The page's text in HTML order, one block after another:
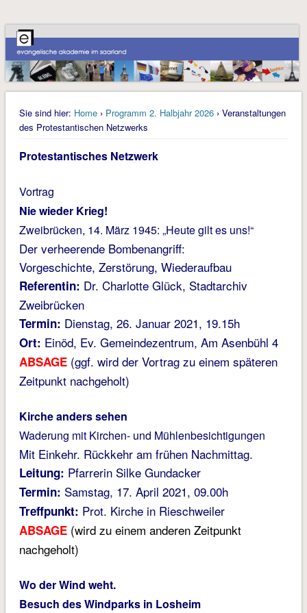
Sie sind hier: Home› Programm 2. Halbjahr 2026› Veranstaltungen
des Protestantischen Netzwerks
Protestantisches Netzwerk
Vortrag
Nie wieder Krieg!
Zweibrücken, 14. März 1945: „Heute gilt es uns!“
Der verheerende Bombenangriff:
Vorgeschichte, Zerstörung, Wiederaufbau
Referentin: Dr. Charlotte Glück, Stadtarchiv
Zweibrücken
Termin: Dienstag, 26. Januar 2021, 19.15h
Ort: Einöd, Ev. Gemeindezentrum, Am Asenbühl 4
ABSAGE(ggf. wird der Vortrag zu einem späteren
Zeitpunkt nachgeholt)
Kirche anders sehen
Waderung mit Kirchen- und Mühlenbesichtigungen
Mit Einkehr. Rückkehr am frühen Nachmittag.
Leitung: Pfarrerin Silke Gundacker
Termin: Samstag, 17. April 2021, 09.00h
Treffpunkt: Prot. Kirche in Rieschweiler
ABSAGE (wird zu einem anderen Zeitpunkt
nachgeholt)
Wo der Wind weht.
Besuch des Windparks in Losheim